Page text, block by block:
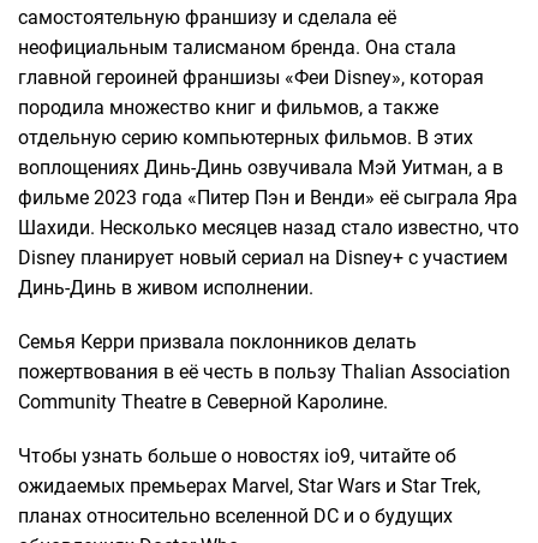
самостоятельную франшизу и сделала её
неофициальным талисманом бренда. Она стала
главной героиней франшизы «Феи Disney», которая
породила множество книг и фильмов, а также
отдельную серию компьютерных фильмов. В этих
воплощениях Динь-Динь озвучивала Мэй Уитман, а в
фильме 2023 года «Питер Пэн и Венди» её сыграла Яра
Шахиди. Несколько месяцев назад стало известно, что
Disney планирует новый сериал на Disney+ с участием
Динь-Динь в живом исполнении.
Семья Керри призвала поклонников делать
пожертвования в её честь в пользу Thalian Association
Community Theatre в Северной Каролине.
Чтобы узнать больше о новостях io9, читайте об
ожидаемых премьерах Marvel, Star Wars и Star Trek,
планах относительно вселенной DC и о будущих